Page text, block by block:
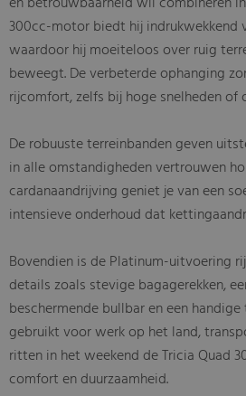
300cc-motor biedt hij indrukwekkend
waardoor hij moeiteloos over ruig
beweegt. De verbeterde ophanging
rijcomfort, zelfs bij hoge snelheden of
De robuuste terreinbanden geven
in alle omstandigheden vertrouwen
cardanaandrijving geniet je van een
intensieve onderhoud dat
Bovendien is de Platinum-uitvoering
details zoals stevige bagagerekken,
beschermende bullbar en een
gebruikt voor werk op het land,
ritten in het weekend de Tricia Quad
comfort en duurzaamheid.